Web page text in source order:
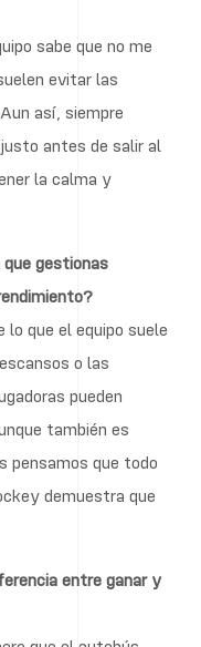
sabe que no me
evitar las
así, siempre
antes de salir al
la calma y
gestionas
que el equipo suele
o las
pueden
también es
pensamos que todo
demuestra que
entre ganar y